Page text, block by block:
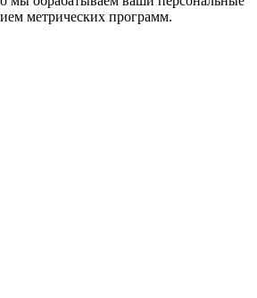
метрических программ.